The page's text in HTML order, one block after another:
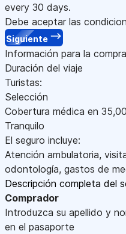
every 30 days.
Debe aceptar las
Siguiente
Información para la
Duración del viaje
Turistas:
Selección
Cobertura médica en
Tranquilo
El seguro incluye:
Atención ambulatoria,
odontología, gastos de
Descripción completa del
Comprador
Introduzca su apellido y
en el pasaporte